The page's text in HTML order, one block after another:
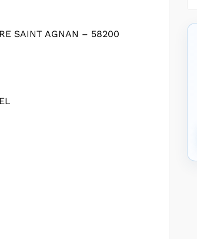
SAINT AGNAN – 58200